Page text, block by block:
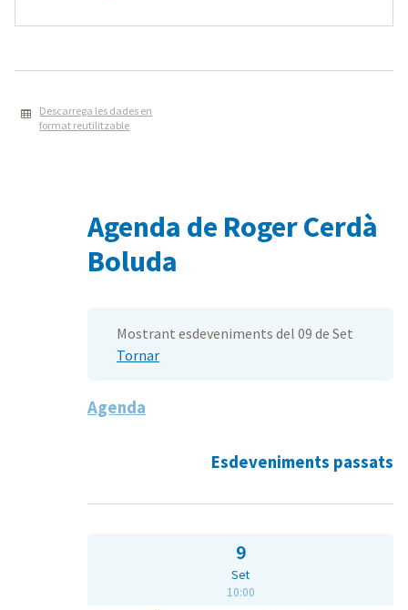
Descarrega les dades en
format reutilitzable
Agenda de Roger Cerdà
Boluda
Mostrant esdeveniments del 09 de Set
Tornar
Agenda
Esdeveniments passats
9
Set
10:00